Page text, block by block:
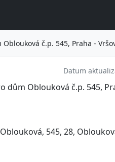
č.p. 545, Praha -
Datum
dům Oblouková č.p. 545,
545, 28,